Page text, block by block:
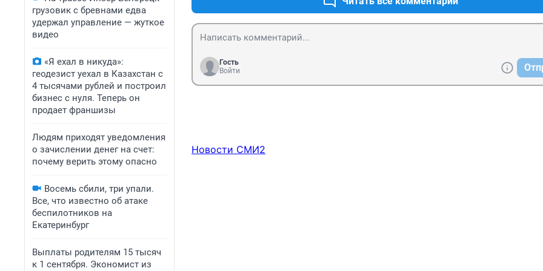
грузовик с бревнами едва
удержал управление — жуткое
видео
«Я ехал в никуда»:
геодезист уехал в Казахстан с
4 тысячами рублей и построил
бизнес с нуля. Теперь он
продает франшизы
Людям приходят уведомления
о зачислении денег на счет:
почему верить этому опасно
Восемь сбили, три упали.
Все, что известно об атаке
беспилотников на
Екатеринбург
Выплаты родителям 15 тысяч
к 1 сентября. Экономист из
Гость
Войти
Новости СМИ2